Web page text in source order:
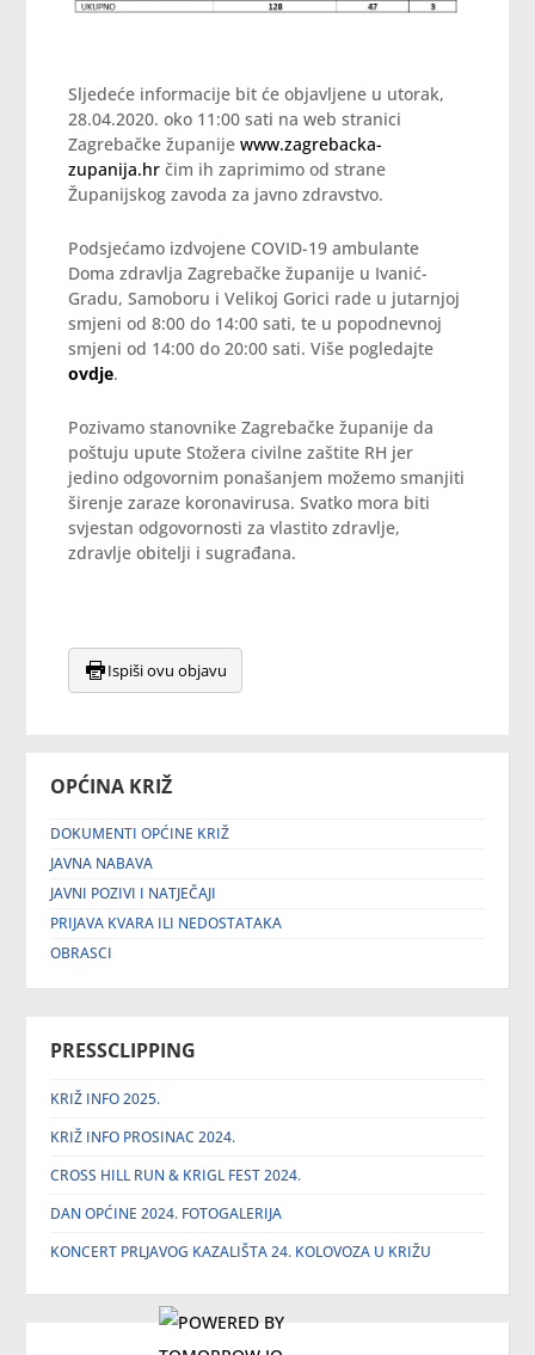
OPĆINA KRIŽ
DOKUMENTI OPĆINE KRIŽ
JAVNA NABAVA
JAVNI POZIVI I NATJEČAJI
PRIJAVA KVARA ILI NEDOSTATAKA
OBRASCI
PRESSCLIPPING
KRIŽ INFO 2025.
KRIŽ INFO PROSINAC 2024.
CROSS HILL RUN & KRIGL FEST 2024.
DAN OPĆINE 2024. FOTOGALERIJA
KONCERT PRLJAVOG KAZALIŠTA 24. KOLOVOZA U KRIŽU
Sljedeće informacije bit će objavljene u utorak,
28.04.2020. oko 11:00 sati na web stranici
Zagrebačke županijewww.zagrebacka-
zupanija.hr čim ih zaprimimo od strane
Županijskog zavoda za javno zdravstvo.
Podsjećamo izdvojene COVID-19 ambulante
Doma zdravlja Zagrebačke županije u Ivanić-
Gradu, Samoboru i Velikoj Gorici rade u jutarnjoj
smjeni od 8:00 do 14:00 sati, te u popodnevnoj
smjeni od 14:00 do 20:00 sati. Više pogledajte
ovdje.
Pozivamo stanovnike Zagrebačke županije da
poštuju upute Stožera civilne zaštite RH jer
jedino odgovornim ponašanjem možemo smanjiti
širenje zaraze koronavirusa. Svatko mora biti
svjestan odgovornosti za vlastito zdravlje,
zdravlje obitelji i sugrađana.
Ispiši ovu objavu